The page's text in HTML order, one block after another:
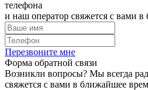
телефона
и наш оператор свяжется с вами
Перезвоните мне
Форма обратной связи
Возникли вопросы? Мы всегда
свяжется с вами в ближайшее